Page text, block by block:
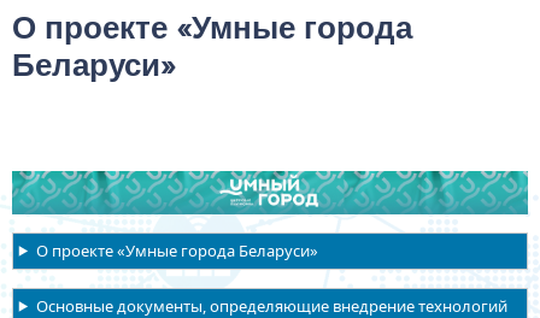
О проекте «Умные города
Беларуси»
О проекте «Умные города Беларуси»
Основные документы, определяющие внедрение технологий